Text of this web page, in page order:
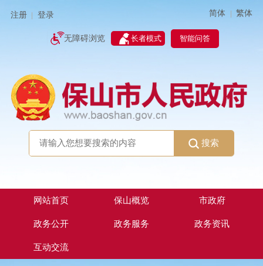
注册 登录 简体 | 繁体
无障碍浏览 长者模式 智能问答
搜索
网站首页 保山概览 市政府
政务公开 政务服务 政务资讯
互动交流